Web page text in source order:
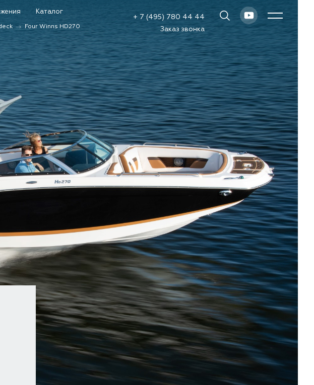
Каталог
Four Winns HD270
+ 7 (495) 780 44 44
Заказ звонка